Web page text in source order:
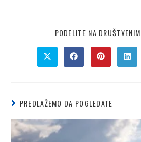
PODELITE NA
PREDLAŽEMO DA POGLEDATE